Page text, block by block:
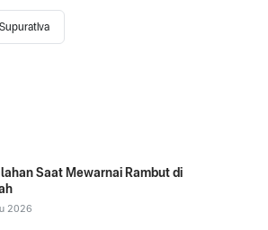
Saat Mewarnai Rambut di
2026